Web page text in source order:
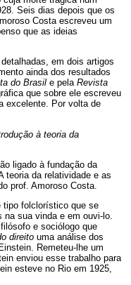
Seis dias depois que os
Costa escreveu um
que as ideias
em dois artigos
ainda dos resultados
do Brasil e pelaRevista
que sobre ele escreveu
excelente. Por volta de
à teoria da
ligado à fundação da
teoria da relatividade e as
prof. Amoroso Costa.
tipo folclorístico que se
sua vinda e em ouvi-lo.
e sociólogo que
direito uma análise dos
Remeteu-lhe um
enviou esse trabalho para
esteve no Rio em 1925,